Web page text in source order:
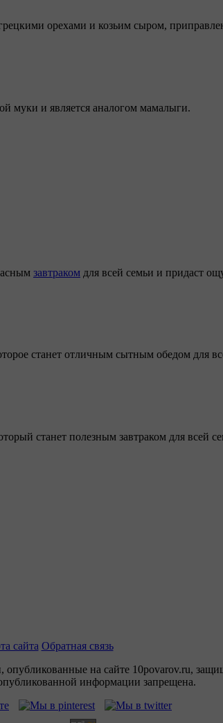
орехами и козьим сыром,
муки и является аналогом мамалыги.
завтраком для всей семьи и придаст
станет отличным сытным обедом для
станет полезным завтраком для всей
сайта Обратная связь
на сайте 10povarov.ru,
информации запрещена.